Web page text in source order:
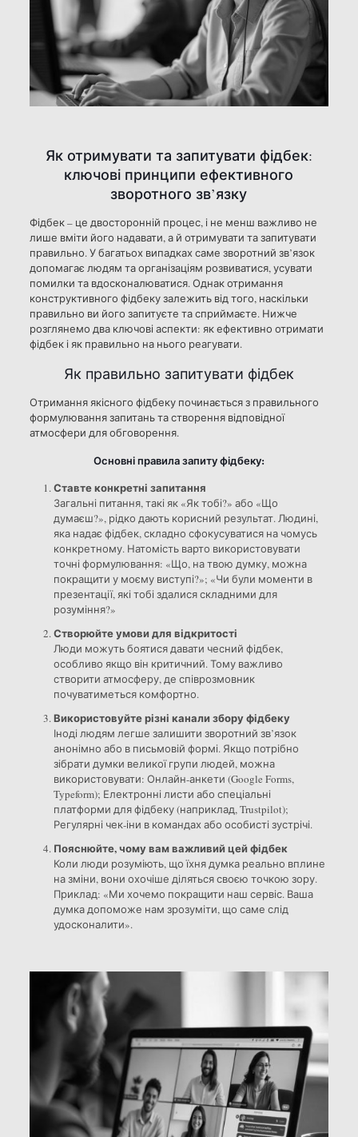
Як отримувати та запитувати фідбек:
ключові принципи ефективного
зворотного зв’язку
Фідбек – це двосторонній процес, і не менш важливо не
лише вміти його надавати, а й отримувати та запитувати
правильно. У багатьох випадках саме зворотний зв’язок
допомагає людям та організаціям розвиватися, усувати
помилки та вдосконалюватися. Однак отримання
конструктивного фідбеку залежить від того, наскільки
правильно ви його запитуєте та сприймаєте. Нижче
розглянемо два ключові аспекти: як ефективно отримати
фідбек і як правильно на нього реагувати.
Як правильно запитувати фідбек
Отримання якісного фідбеку починається з правильного
формулювання запитань та створення відповідної
атмосфери для обговорення.
Основні правила запиту фідбеку:
Ставте конкретні запитання
Загальні питання, такі як «Як тобі?» або «Що
думаєш?», рідко дають корисний результат. Людині,
яка надає фідбек, складно сфокусуватися на чомусь
конкретному. Натомість варто використовувати
точні формулювання: «Що, на твою думку, можна
покращити у моєму виступі?»; «Чи були моменти в
презентації, які тобі здалися складними для
розуміння?»
Створюйте умови для відкритості
Люди можуть боятися давати чесний фідбек,
особливо якщо він критичний. Тому важливо
створити атмосферу, де співрозмовник
почуватиметься комфортно.
Використовуйте різні канали збору фідбеку
Іноді людям легше залишити зворотний зв’язок
анонімно або в письмовій формі. Якщо потрібно
зібрати думки великої групи людей, можна
використовувати: Онлайн-анкети (Google Forms,
Typeform); Електронні листи або спеціальні
платформи для фідбеку (наприклад, Trustpilot);
Регулярні чек-іни в командах або особисті зустрічі.
Пояснюйте, чому вам важливий цей фідбек
Коли люди розуміють, що їхня думка реально вплине
на зміни, вони охочіше діляться своєю точкою зору.
Приклад: «Ми хочемо покращити наш сервіс. Ваша
думка допоможе нам зрозуміти, що саме слід
удосконалити».